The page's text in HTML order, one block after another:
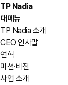
TP Nadia
대메뉴
TP Nadia 소개
CEO 인사말
연혁
미션·비전
사업 소개